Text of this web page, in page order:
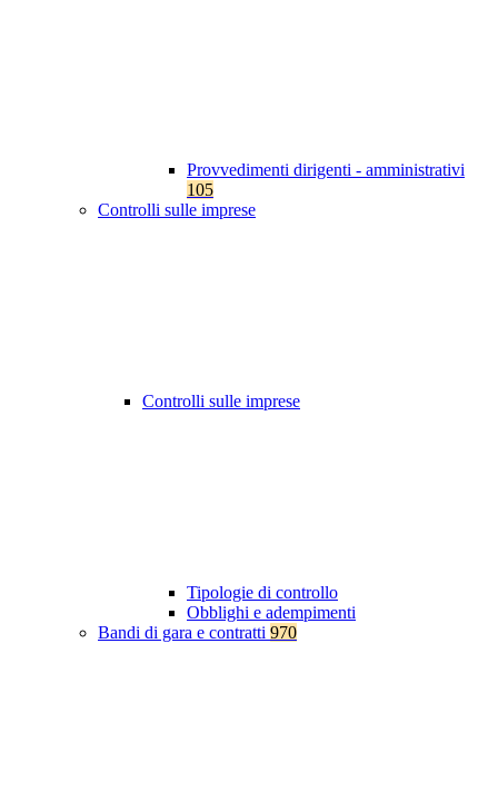
Provvedimenti dirigenti - amministrativi
105
Controlli sulle imprese
Controlli sulle imprese
Tipologie di controllo
Obblighi e adempimenti
Bandi di gara e contratti 970